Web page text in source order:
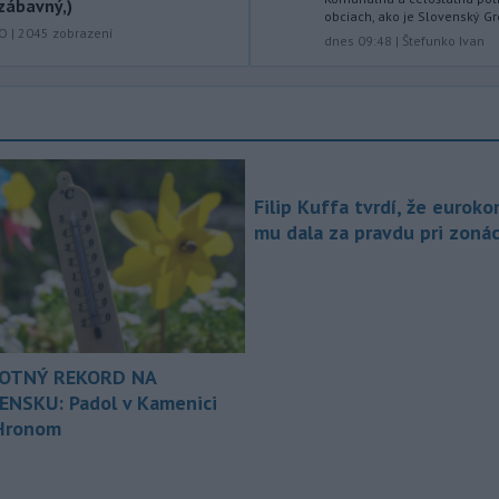
Ruská dezinformačná
kampaň sa vo Francúzsku zamerala
vládny úrad Viginum a s „vysokou
mierou istoty“ pripísal proruskej
Matrioška.
Na jednokoľajovom
železničnom priecestí v Lozorne
došlo v stredu
nákladného vlaku s osobným
Kolumbii v stredu zachránili
| 2045 zobrazení
obciach, ako je Slovenský
dnes 09:48 | Štefunko Ivan
REKORD NA
Padol v Kamenici
Filip Kuffa tvrdí, že
mu dala za pravdu pri